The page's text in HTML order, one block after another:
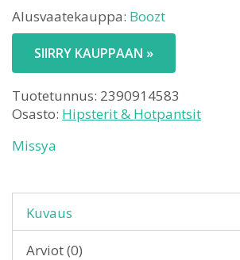
Alusvaatekauppa: Boozt
SIIRRY KAUPPAAN »
Tuotetunnus: 2390914583
Osasto: Hipsterit & Hotpantsit
Missya
Kuvaus
Arviot (0)